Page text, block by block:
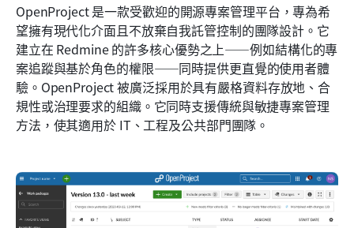
OpenProject 是一款受歡迎的開源專案管理平台，專為希
望擁有現代化介面且不放棄自我託管控制的團隊設計。它
建立在 Redmine 的許多核心優勢之上——例如結構化的專
案追蹤與基於角色的權限——同時提供更直覺的使用者體
驗。OpenProject 被廣泛採用於具有嚴格資料存放地、合
規性或治理要求的組織。它同時支援傳統與敏捷專案管理
方法，使其適用於 IT、工程及公共部門團隊。